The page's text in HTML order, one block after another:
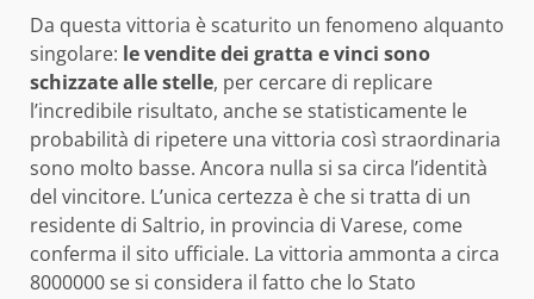
Da questa vittoria è scaturito un fenomeno alquanto
singolare: le vendite dei gratta e vinci sono
schizzate alle stelle, per cercare di replicare
l’incredibile risultato, anche se statisticamente le
probabilità di ripetere una vittoria così straordinaria
sono molto basse. Ancora nulla si sa circa l’identità
del vincitore. L’unica certezza è che si tratta di un
residente di Saltrio, in provincia di Varese, come
conferma il sito ufficiale. La vittoria ammonta a circa
8000000 se si considera il fatto che lo Stato